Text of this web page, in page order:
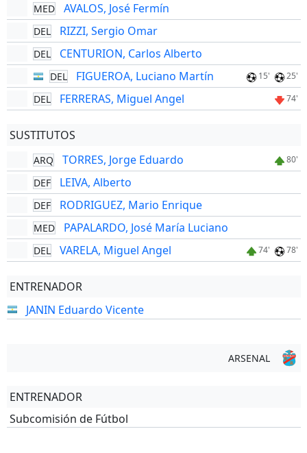
MED AVALOS, José Fermín
DEL RIZZI, Sergio Omar
DEL CENTURION, Carlos Alberto
DEL FIGUEROA, Luciano Martín 15' 25'
DEL FERRERAS, Miguel Angel 74'
SUSTITUTOS
ARQ TORRES, Jorge Eduardo 80'
DEF LEIVA, Alberto
DEF RODRIGUEZ, Mario Enrique
MED PAPALARDO, José María Luciano
DEL VARELA, Miguel Angel 74' 78'
ENTRENADOR
JANIN Eduardo Vicente
ARSENAL
ENTRENADOR
Subcomisión de Fútbol